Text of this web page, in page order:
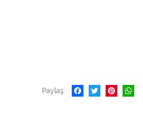
Paylaş